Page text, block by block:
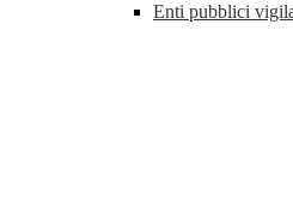
Enti pubblici